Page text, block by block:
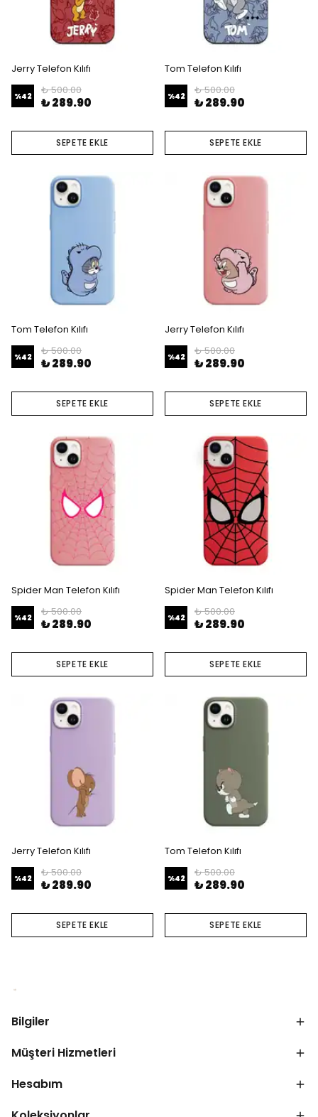
Jerry Telefon Kılıfı
%42 ₺ 500.00
₺ 289.90
SEPETE EKLE
Tom Telefon Kılıfı
%42 ₺ 500.00
₺ 289.90
SEPETE EKLE
Tom Telefon Kılıfı
%42 ₺ 500.00
₺ 289.90
SEPETE EKLE
Jerry Telefon Kılıfı
%42 ₺ 500.00
₺ 289.90
SEPETE EKLE
Spider Man Telefon Kılıfı
%42 ₺ 500.00
₺ 289.90
SEPETE EKLE
Spider Man Telefon Kılıfı
%42 ₺ 500.00
₺ 289.90
SEPETE EKLE
Jerry Telefon Kılıfı
%42 ₺ 500.00
₺ 289.90
SEPETE EKLE
Tom Telefon Kılıfı
%42 ₺ 500.00
₺ 289.90
SEPETE EKLE
Bilgiler
Müşteri Hizmetleri
Hesabım